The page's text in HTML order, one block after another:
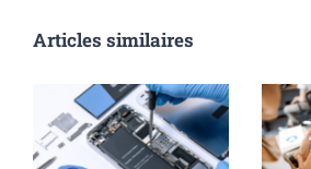
Articles similaires